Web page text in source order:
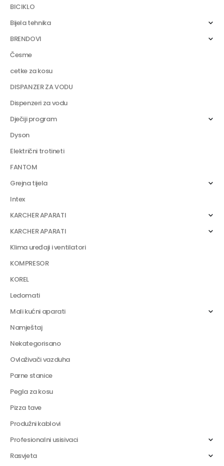
BICIKLO
Bijela tehnika
BRENDOVI
Česme
cetke za kosu
DISPANZER ZA VODU
Dispenzeri za vodu
Dječiji program
Dyson
Električni trotineti
FANTOM
Grejna tijela
Intex
KARCHER APARATI
KARCHER APARATI
Klima uređaji i ventilatori
KOMPRESOR
KOREL
Ledomati
Mali kućni aparati
Namještaj
Nekategorisano
Ovlaživači vazduha
Parne stanice
Pegla za kosu
Pizza tave
Produžni kablovi
Profesionalni usisivaci
Rasvjeta